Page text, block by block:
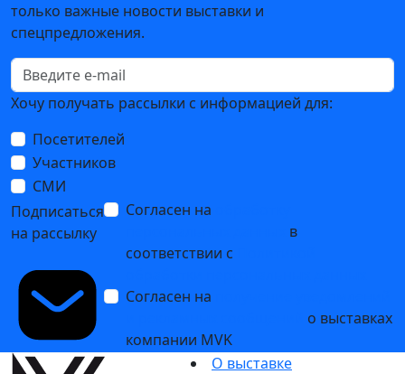
только важные новости выставки и
спецпредложения.
Хочу получать рассылки с информацией для:
Посетителей
Участников
СМИ
Подписаться
на рассылку
Согласен на
в
соответствии с
Согласен на
о выставках
компании MVK
О выставке